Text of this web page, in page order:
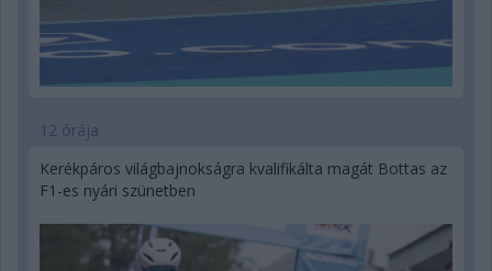
12 órája
Kerékpáros világbajnokságra kvalifikálta magát Bottas az
F1-es nyári szünetben